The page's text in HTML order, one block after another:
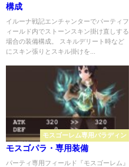
構成
イルーナ戦記エンチャンターでパーティフ
ィールド内でストーンスキン掛け直しする
場合の装備構成。 スキルデリート時など
にスキン張りとスキル掛けを...
モスゴーレム専用パラディン
モスゴパラ・専用装備
パーティ専用フィールド『モスゴーレム』